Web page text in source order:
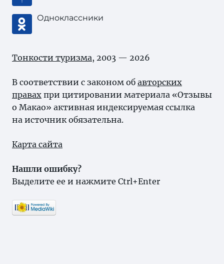
Одноклассники
Тонкости туризма, 2003 — 2026
В соответствии с законом об авторских
правах при цитировании материала «Отзывы
о Макао» активная индексируемая ссылка
на источник обязательна.
Карта сайта
Нашли ошибку?
Выделите ее и нажмите Ctrl+Enter